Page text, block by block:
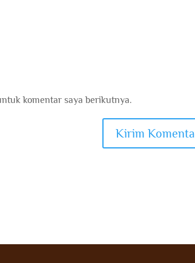
komentar saya berikutnya.